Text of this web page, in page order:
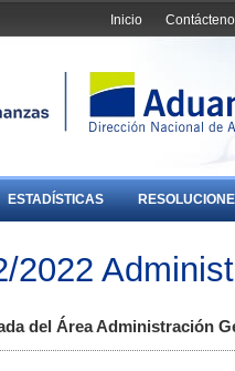
Inicio
ESTADÍSTICAS
2022
del Área Administración